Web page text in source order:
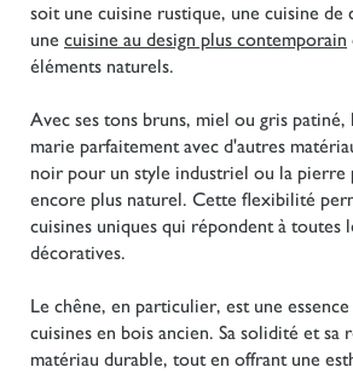
soit une cuisine rustique, une cuisine de
une cuisine au design plus contemporain
éléments naturels.
Avec ses tons bruns, miel ou gris patiné,
marie parfaitement avec d'autres
noir pour un style industriel ou la pierre
encore plus naturel. Cette flexibilité
cuisines uniques qui répondent à toutes
décoratives.
Le chêne, en particulier, est une
cuisines en bois ancien. Sa solidité et sa
matériau durable, tout en offrant une